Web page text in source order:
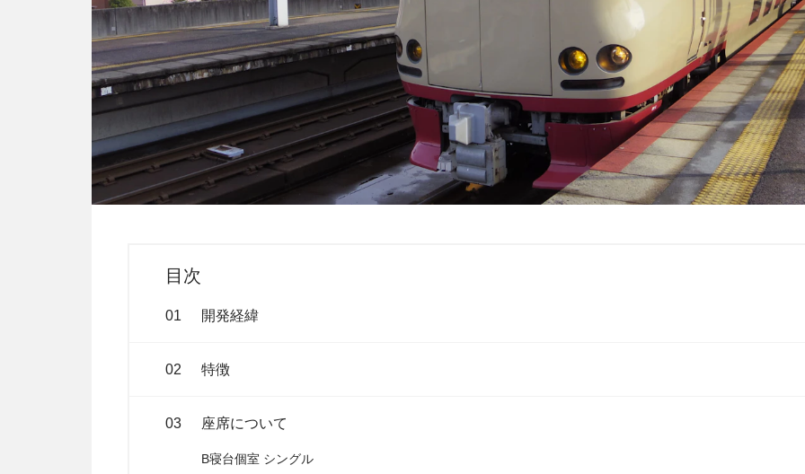
目次
01 開発経緯
02 特徴
03 座席について
B寝台個室 シングル